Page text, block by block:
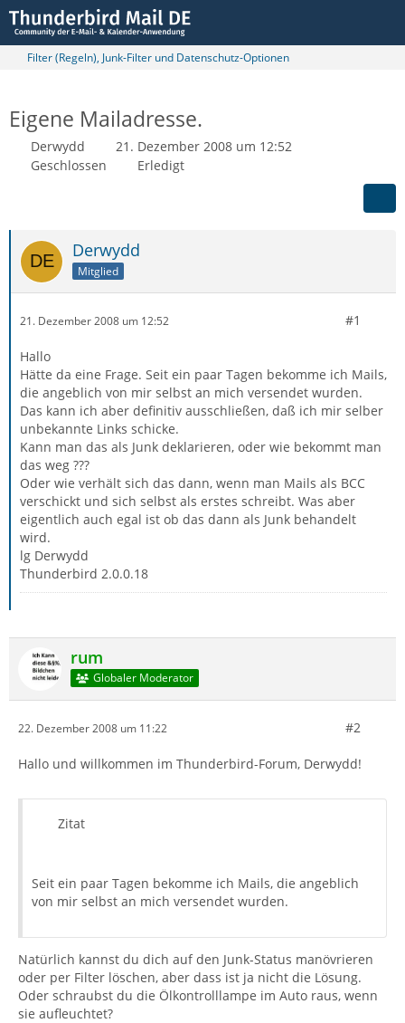
Filter (Regeln), Junk-Filter und Datenschutz-Optionen
Eigene Mailadresse.
Derwydd
21. Dezember 2008 um 12:52
Geschlossen
Erledigt
Derwydd
Mitglied
21. Dezember 2008 um 12:52 #1
Hallo
Hätte da eine Frage. Seit ein paar Tagen bekomme ich Mails,
die angeblich von mir selbst an mich versendet wurden.
Das kann ich aber definitiv ausschließen, daß ich mir selber
unbekannte Links schicke.
Kann man das als Junk deklarieren, oder wie bekommt man
das weg ???
Oder wie verhält sich das dann, wenn man Mails als BCC
verschickt und sich selbst als erstes schreibt. Was aber
eigentlich auch egal ist ob das dann als Junk behandelt
wird.
lg Derwydd
Thunderbird 2.0.0.18
rum
Globaler Moderator
22. Dezember 2008 um 11:22 #2
Hallo und willkommen im Thunderbird-Forum, Derwydd!
Zitat
Seit ein paar Tagen bekomme ich Mails, die angeblich
von mir selbst an mich versendet wurden.
Natürlich kannst du dich auf den Junk-Status manövrieren
oder per Filter löschen, aber dass ist ja nicht die Lösung.
Oder schraubst du die Ölkontrolllampe im Auto raus, wenn
sie aufleuchtet?